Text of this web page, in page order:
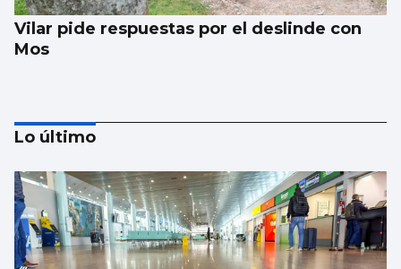
Vilar pide respuestas por el deslinde con
Mos
Lo último